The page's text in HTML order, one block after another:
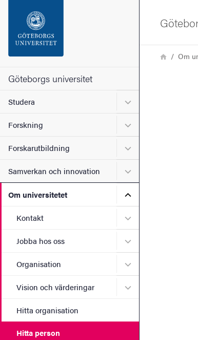
Sidfoten
Om webbplatsen
Göteborgs universitet
Studera Undermeny för
Forskning Undermeny för
Forskarutbildning Undermeny för
Samverkan och innovation Undermeny för
Om universitetet Undermeny för
Kontakt Undermeny för
Jobba hos oss Undermeny för
Organisation Undermeny för
Vision och värderingar Undermeny för
Hitta organisation
Hitta person
LänkstigHemOm